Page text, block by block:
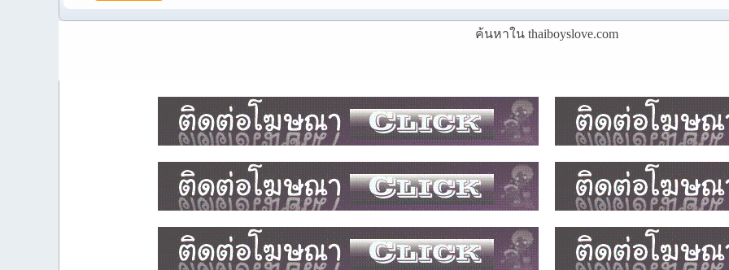
ค้นหาใน thaiboyslove.com